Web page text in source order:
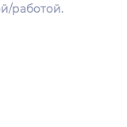
работой.